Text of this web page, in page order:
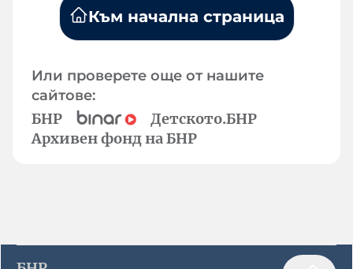
Към начална страница
Или проверете още от нашите
сайтове:
БНР
Детското.БНР
Архивен фонд на БНР